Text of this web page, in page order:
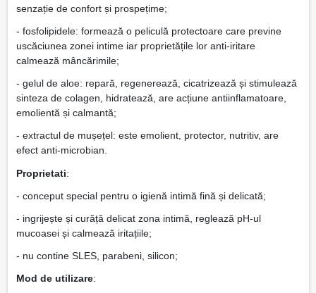
senzație de confort și prospețime;
- fosfolipidele: formează o peliculă protectoare care previne
uscăciunea zonei intime iar proprietățile lor anti-iritare
calmează mâncărimile;
- gelul de aloe: repară, regenerează, cicatrizează și stimulează
sinteza de colagen, hidratează, are acțiune antiinflamatoare,
emolientă și calmantă;
- extractul de mușețel: este emolient, protector, nutritiv, are
efect anti-microbian.
Proprietati:
- conceput special pentru o igienă intimă fină și delicată;
- ingrijește și curăță delicat zona intimă, reglează pH-ul
mucoasei și calmează iritațiile;
- nu contine SLES, parabeni, silicon;
Mod de utilizare: